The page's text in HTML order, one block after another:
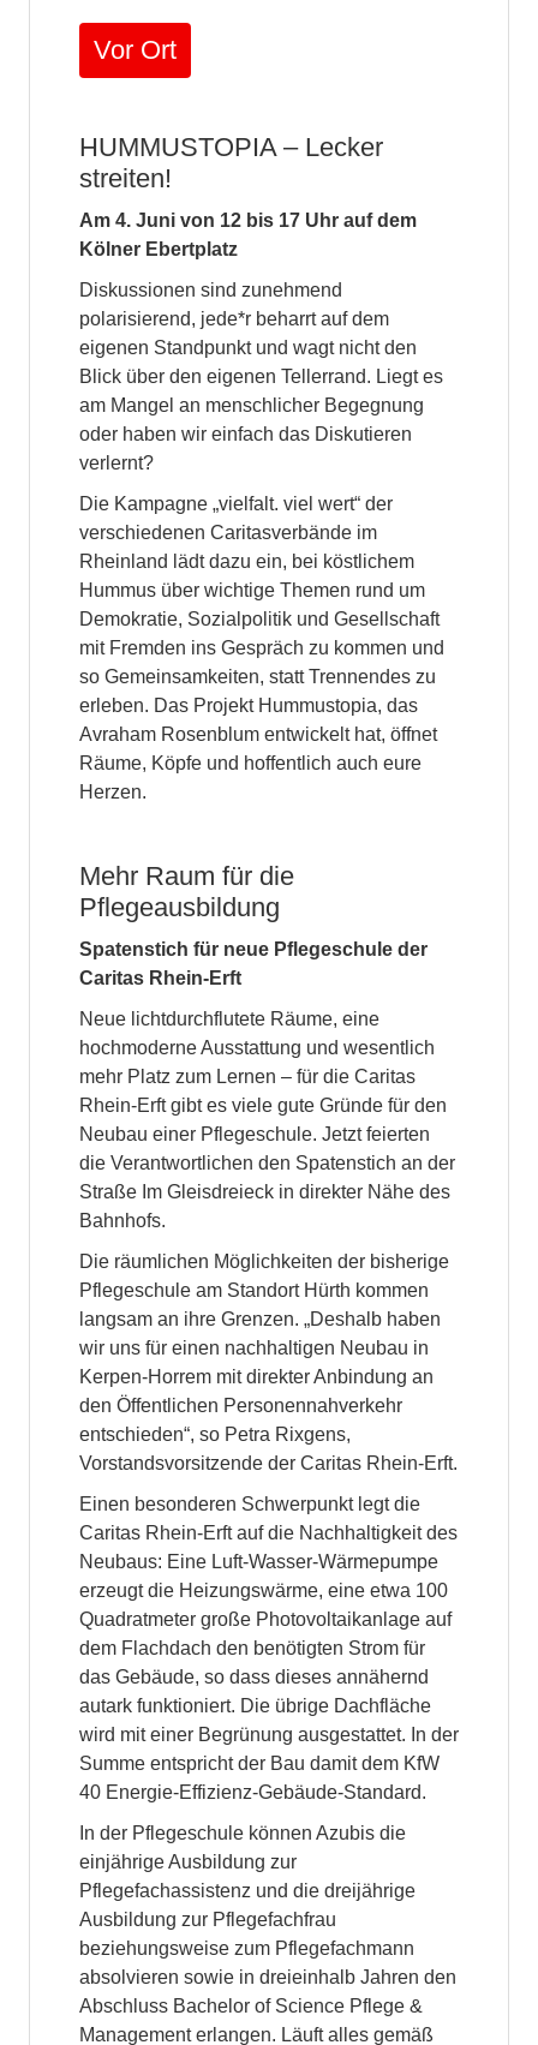
Vor Ort
HUMMUSTOPIA – Lecker
streiten!
Am 4. Juni von 12 bis 17 Uhr auf dem
Kölner Ebertplatz
Diskussionen sind zunehmend
polarisierend, jede*r beharrt auf dem
eigenen Standpunkt und wagt nicht den
Blick über den eigenen Tellerrand. Liegt es
am Mangel an menschlicher Begegnung
oder haben wir einfach das Diskutieren
verlernt?
Die Kampagne „vielfalt. viel wert“ der
verschiedenen Caritasverbände im
Rheinland lädt dazu ein, bei köstlichem
Hummus über wichtige Themen rund um
Demokratie, Sozialpolitik und Gesellschaft
mit Fremden ins Gespräch zu kommen und
so Gemeinsamkeiten, statt Trennendes zu
erleben. Das Projekt Hummustopia, das
Avraham Rosenblum entwickelt hat, öffnet
Räume, Köpfe und hoffentlich auch eure
Herzen.
Mehr Raum für die
Pflegeausbildung
Spatenstich für neue Pflegeschule der
Caritas Rhein-Erft
Neue lichtdurchflutete Räume, eine
hochmoderne Ausstattung und wesentlich
mehr Platz zum Lernen – für die Caritas
Rhein-Erft gibt es viele gute Gründe für den
Neubau einer Pflegeschule. Jetzt feierten
die Verantwortlichen den Spatenstich an der
Straße Im Gleisdreieck in direkter Nähe des
Bahnhofs.
Die räumlichen Möglichkeiten der bisherige
Pflegeschule am Standort Hürth kommen
langsam an ihre Grenzen. „Deshalb haben
wir uns für einen nachhaltigen Neubau in
Kerpen-Horrem mit direkter Anbindung an
den Öffentlichen Personennahverkehr
entschieden“, so Petra Rixgens,
Vorstandsvorsitzende der Caritas Rhein-Erft.
Einen besonderen Schwerpunkt legt die
Caritas Rhein-Erft auf die Nachhaltigkeit des
Neubaus: Eine Luft-Wasser-Wärmepumpe
erzeugt die Heizungswärme, eine etwa 100
Quadratmeter große Photovoltaikanlage auf
dem Flachdach den benötigten Strom für
das Gebäude, so dass dieses annähernd
autark funktioniert. Die übrige Dachfläche
wird mit einer Begrünung ausgestattet. In der
Summe entspricht der Bau damit dem KfW
40 Energie-Effizienz-Gebäude-Standard.
In der Pflegeschule können Azubis die
einjährige Ausbildung zur
Pflegefachassistenz und die dreijährige
Ausbildung zur Pflegefachfrau
beziehungsweise zum Pflegefachmann
absolvieren sowie in dreieinhalb Jahren den
Abschluss Bachelor of Science Pflege &
Management erlangen. Läuft alles gemäß